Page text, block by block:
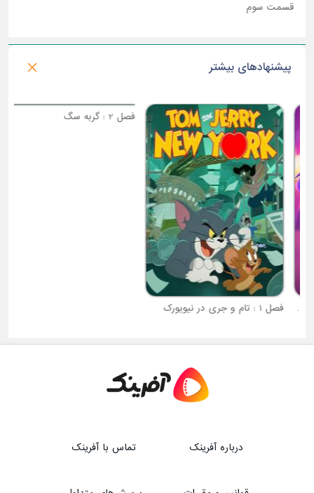
قسمت سوم
پیشنهادهای بیشتر
فصل 1 : تام و جری در نیویورک
فصل 2 : گربه سگ
درباره آفرینک تماس با آفرینک